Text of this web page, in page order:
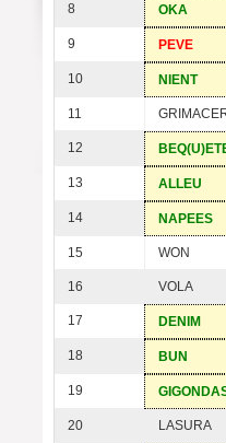
8 OKA
9 PEVE
10 NIENT
11
12
13 ALLEU
14 NAPEES
15 WON
16 VOLA
17 DENIM
18 BUN
19
20 LASURA